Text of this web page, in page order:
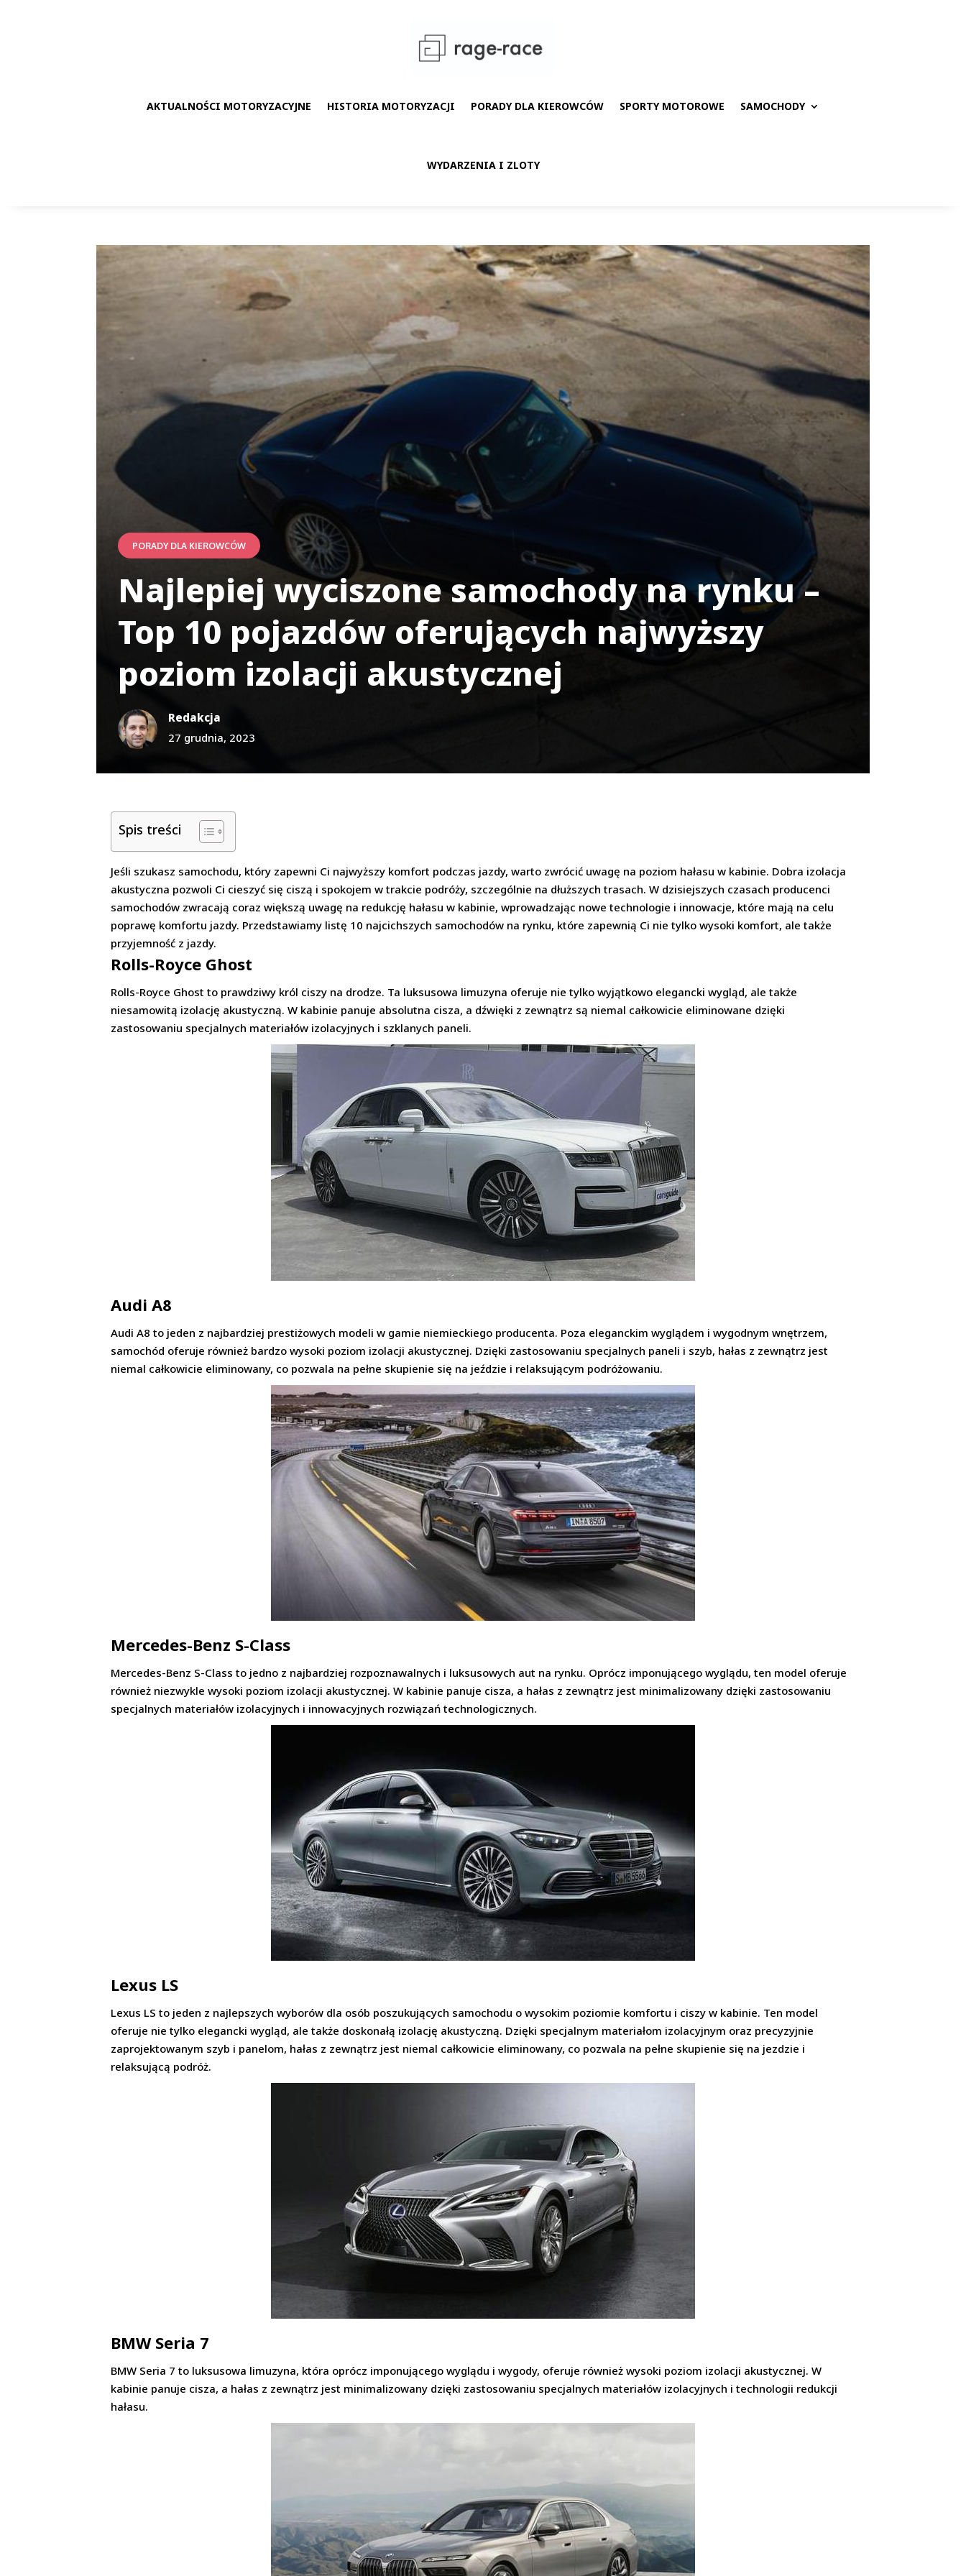
AKTUALNOŚCI MOTORYZACYJNE HISTORIA MOTORYZACJI PORADY DLA KIEROWCÓW SPORTY MOTOROWE SAMOCHODY
WYDARZENIA I ZLOTY
PORADY DLA KIEROWCÓW
Najlepiej wyciszone samochody na rynku –
Top 10 pojazdów oferujących najwyższy
poziom izolacji akustycznej
Redakcja
27 grudnia, 2023
Spis treści
Jeśli szukasz samochodu, który zapewni Ci najwyższy komfort podczas jazdy, warto zwrócić uwagę na poziom hałasu w kabinie. Dobra izolacja
akustyczna pozwoli Ci cieszyć się ciszą i spokojem w trakcie podróży, szczególnie na dłuższych trasach. W dzisiejszych czasach producenci
samochodów zwracają coraz większą uwagę na redukcję hałasu w kabinie, wprowadzając nowe technologie i innowacje, które mają na celu
poprawę komfortu jazdy. Przedstawiamy listę 10 najcichszych samochodów na rynku, które zapewnią Ci nie tylko wysoki komfort, ale także
przyjemność z jazdy.
Rolls-Royce Ghost
Rolls-Royce Ghost to prawdziwy król ciszy na drodze. Ta luksusowa limuzyna oferuje nie tylko wyjątkowo elegancki wygląd, ale także
niesamowitą izolację akustyczną. W kabinie panuje absolutna cisza, a dźwięki z zewnątrz są niemal całkowicie eliminowane dzięki
zastosowaniu specjalnych materiałów izolacyjnych i szklanych paneli.
Audi A8
Audi A8 to jeden z najbardziej prestiżowych modeli w gamie niemieckiego producenta. Poza eleganckim wyglądem i wygodnym wnętrzem,
samochód oferuje również bardzo wysoki poziom izolacji akustycznej. Dzięki zastosowaniu specjalnych paneli i szyb, hałas z zewnątrz jest
niemal całkowicie eliminowany, co pozwala na pełne skupienie się na jeździe i relaksującym podróżowaniu.
Mercedes-Benz S-Class
Mercedes-Benz S-Class to jedno z najbardziej rozpoznawalnych i luksusowych aut na rynku. Oprócz imponującego wyglądu, ten model oferuje
również niezwykle wysoki poziom izolacji akustycznej. W kabinie panuje cisza, a hałas z zewnątrz jest minimalizowany dzięki zastosowaniu
specjalnych materiałów izolacyjnych i innowacyjnych rozwiązań technologicznych.
Lexus LS
Lexus LS to jeden z najlepszych wyborów dla osób poszukujących samochodu o wysokim poziomie komfortu i ciszy w kabinie. Ten model
oferuje nie tylko elegancki wygląd, ale także doskonałą izolację akustyczną. Dzięki specjalnym materiałom izolacyjnym oraz precyzyjnie
zaprojektowanym szyb i panelom, hałas z zewnątrz jest niemal całkowicie eliminowany, co pozwala na pełne skupienie się na jezdzie i
relaksującą podróż.
BMW Seria 7
BMW Seria 7 to luksusowa limuzyna, która oprócz imponującego wyglądu i wygody, oferuje również wysoki poziom izolacji akustycznej. W
kabinie panuje cisza, a hałas z zewnątrz jest minimalizowany dzięki zastosowaniu specjalnych materiałów izolacyjnych i technologii redukcji
hałasu.